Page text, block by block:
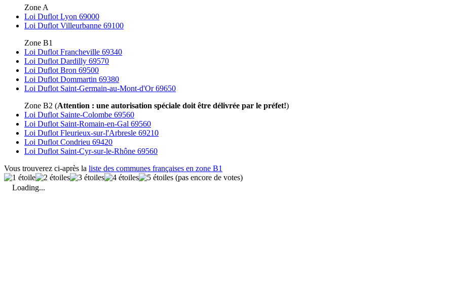
Zone A
Loi Duflot Lyon 69000
Loi Duflot Villeurbanne 69100
Zone B1
Loi Duflot Francheville 69340
Loi Duflot Dardilly 69570
Loi Duflot Bron 69500
Loi Duflot Dommartin 69380
Loi Duflot Saint-Germain-au-Mont-d'Or 69650
Zone B2 (Attention : une autorisation spéciale doit être délivrée par le préfet!)
Loi Duflot Sainte-Colombe 69560
Loi Duflot Saint-Romain-en-Gal 69560
Loi Duflot Fleurieux-sur-l'Arbresle 69210
Loi Duflot Condrieu 69420
Loi Duflot Saint-Cyr-sur-le-Rhône 69560
Vous trouverez ci-après la liste des communes françaises en zone B1
(pas encore de votes)
Loading...